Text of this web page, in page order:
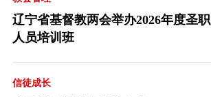
辽宁省基督教两会举办2026年度圣职
人员培训班
信徒成长